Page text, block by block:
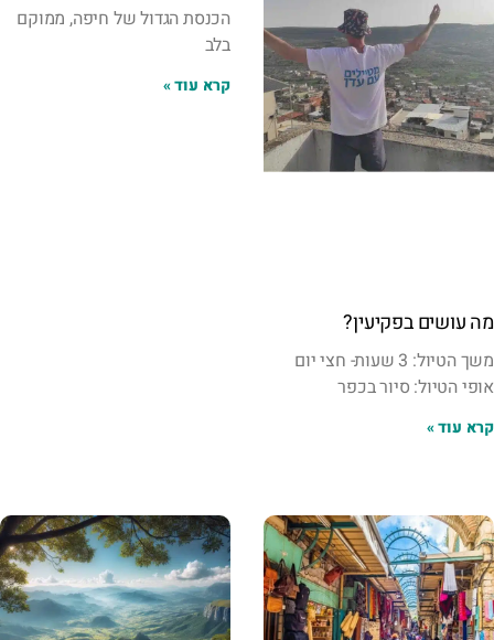
מה עושים בפקיעין?
משך הטיול: 3 שעות- חצי יום
אופי הטיול: סיור בכפר
קרא עוד »
הכנסת הגדול של חיפה, ממוקם
בלב
קרא עוד »